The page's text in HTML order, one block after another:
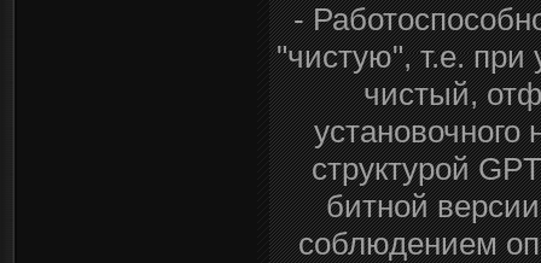
-
"чистую", т.е. при
чистый,
структурой
битной
соблюдением